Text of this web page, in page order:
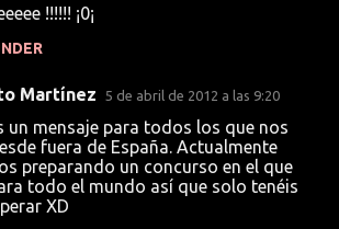
!!!!!! ¡0¡
Martínez 5 de abril de 2012 a las 9:20
un mensaje para todos los que nos
fuera de España. Actualmente
preparando un concurso en el que
todo el mundo así que solo tenéis
XD